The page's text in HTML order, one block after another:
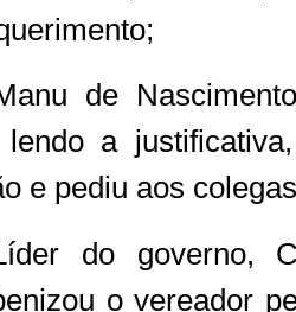
de
lendo a
e pediu aos
do governo,
o vereador